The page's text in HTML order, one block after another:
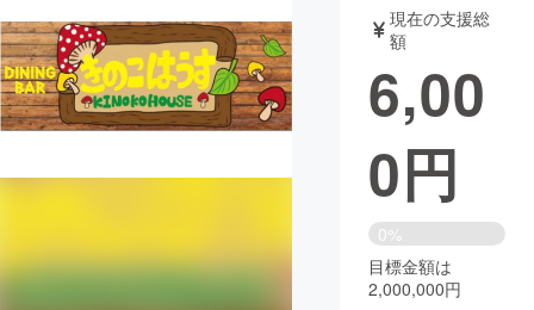
音楽
テクノロジー・ガジェット ゲーム・サ
書籍・雑誌
チャレンジ
まちづくり・地域活性化
現在の支援総
額
6,00
0円
0%
目標金額は
2,000,000円